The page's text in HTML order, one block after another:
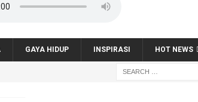
GAYA HIDUP INSPIRASI HOT NEWS